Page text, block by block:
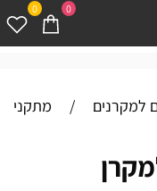
0 0
למקרנים /
מתקני